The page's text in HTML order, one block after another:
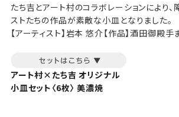
たち吉とアート村のコラボレーションにより、
ストたちの作品が素敵な小皿となりました。
【アーティスト】岩本 悠介【作品】酒田御殿手
アート村×たち吉 オリジナル
小皿セット〈6枚〉 美濃焼